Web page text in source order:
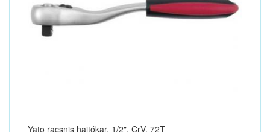
Yato racsnis hajtókar, 1/2", CrV, 72T